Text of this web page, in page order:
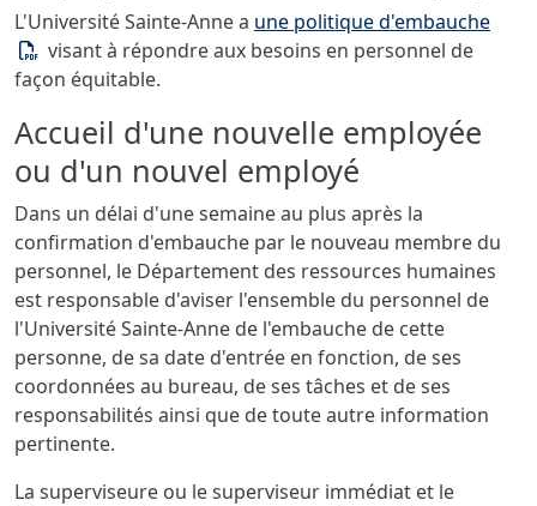
L'UniversitéSainte-Annea une politique d'embauche(PDF)
visant à répondre aux besoins en personnel de
façon équitable.
Accueil d'une nouvelle employée
ou d'un nouvel employé
Dans un délai d'une semaine au plus après la
confirmation d'embauche par le nouveau membre du
personnel, le Département des ressources humaines
est responsable d'aviser l'ensemble du personnel de
l'UniversitéSainte-Anne de l'embauche de cette
personne, de sa date d'entrée en fonction, de ses
coordonnées au bureau, de ses tâches et de ses
responsabilités ainsi que de toute autre information
pertinente.
La superviseure ou le superviseur immédiat et le